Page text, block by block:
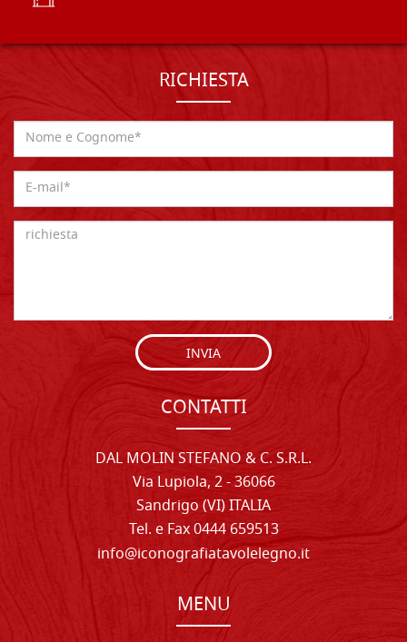
RICHIESTA
INVIA
CONTATTI
DAL MOLIN STEFANO & C. S.R.L.
Via Lupiola, 2 - 36066
Sandrigo (VI) ITALIA
Tel. e Fax 0444 659513
info@iconografiatavolelegno.it
MENU